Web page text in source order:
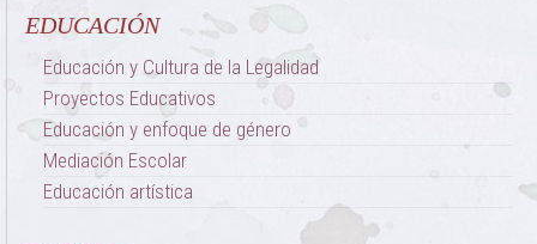
EDUCACIÓN
Educación y Cultura de la Legalidad
Proyectos Educativos
Educación y enfoque de género
Mediación Escolar
Educación artística